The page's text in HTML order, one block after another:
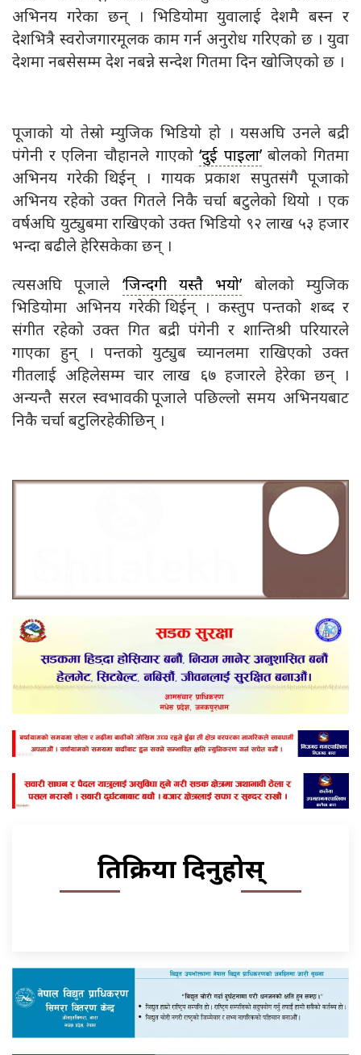
अभिनय गरेका छन् । भिडियोमा युवालाई देशमै बस्न र
देशभित्रै स्वरोजगारमूलक काम गर्न अनुरोध गरिएको छ । युवा
देशमा नबसेसम्म देश नबन्ने सन्देश गितमा दिन खोजिएको छ ।
पूजाको यो तेस्रो म्युजिक भिडियो हो । यसअघि उनले बद्री
पंगेनी र एलिना चौहानले गाएको‘दुई पाइला’बोलको गितमा
अभिनय गरेकी थिईन् । गायक प्रकाश सपुतसंगै पूजाको
अभिनय रहेको उक्त गितले निकै चर्चा बटुलेको थियो । एक
वर्षअघि युट्युबमा राखिएको उक्त भिडियो ९२ लाख ५३ हजार
भन्दा बढीले हेरिसकेका छन् ।
त्यसअघि पूजाले ‘जिन्दगी यस्तै भयो’ बोलको म्युजिक
भिडियोमा अभिनय गरेकी थिईन् । कस्तुप पन्तको शब्द र
संगीत रहेको उक्त गित बद्री पंगेनी र शान्तिश्री परियारले
गाएका हुन् । पन्तको युट्युब च्यानलमा राखिएको उक्त
गीतलाई अहिलेसम्म चार लाख ६७ हजारले हेरेका छन् ।
अन्यन्तै सरल स्वभावकी पूजाले पछिल्लो समय अभिनयबाट
निकै चर्चा बटुलिरहेकी छिन् ।
प्रतिक्रिया दिनुहोस्